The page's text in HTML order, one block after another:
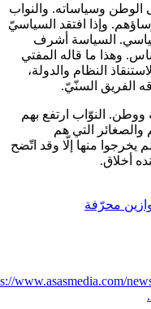
الوطن وسياساته. والنواب
وإذا افتقد السياسيّ
السياسة أشرف
وهذا ما قاله المفتي
النظام والدولة،
الفريق السنّيّ.
النوّاب ارتفع بهم
والصغائر التي هم
منها إلّا وقد اتّضح
أخلاق.
محرّفة
www.asasmedia.com/